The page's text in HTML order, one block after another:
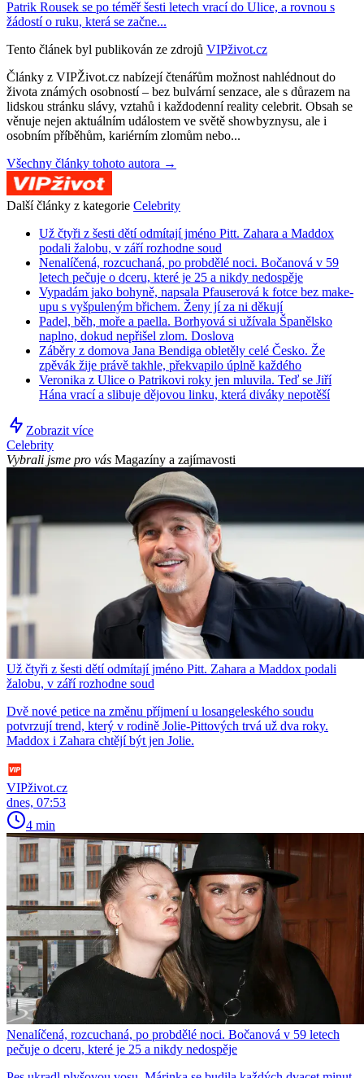
Patrik Rousek se po téměř šesti letech vrací do Ulice, a rovnou s
žádostí o ruku, která se začne...
Tento článek byl publikován ze zdrojů VIPživot.cz
Články z VIPŽivot.cz nabízejí čtenářům možnost nahlédnout do
života známých osobností – bez bulvární senzace, ale s důrazem na
lidskou stránku slávy, vztahů i každodenní reality celebrit. Obsah se
věnuje nejen aktuálním událostem ve světě showbyznysu, ale i
osobním příběhům, kariérním zlomům nebo...
Všechny články tohoto autora →
Další články z kategorie Celebrity
Už čtyři z šesti dětí odmítají jméno Pitt. Zahara a Maddox
podali žalobu, v září rozhodne soud
Nenalíčená, rozcuchaná, po probdělé noci. Bočanová v 59
letech pečuje o dceru, které je 25 a nikdy nedospěje
Vypadám jako bohyně, napsala Pfauserová k fotce bez make-
upu s vyšpuleným břichem. Ženy jí za ni děkují
Padel, běh, moře a paella. Borhyová si užívala Španělsko
naplno, dokud nepřišel zlom. Doslova
Záběry z domova Jana Bendiga obletěly celé Česko. Že
zpěvák žije právě takhle, překvapilo úplně každého
Veronika z Ulice o Patrikovi roky jen mluvila. Teď se Jiří
Hána vrací a slibuje dějovou linku, která diváky nepotěší
Zobrazit více
Celebrity
Vybrali jsme pro vás Magazíny a zajímavosti
Už čtyři z šesti dětí odmítají jméno Pitt. Zahara a Maddox podali
žalobu, v září rozhodne soud
Dvě nové petice na změnu příjmení u losangeleského soudu
potvrzují trend, který v rodině Jolie-Pittových trvá už dva roky.
Maddox i Zahara chtějí být jen Jolie.
VIPživot.cz
dnes, 07:53
4 min
Nenalíčená, rozcuchaná, po probdělé noci. Bočanová v 59 letech
pečuje o dceru, které je 25 a nikdy nedospěje